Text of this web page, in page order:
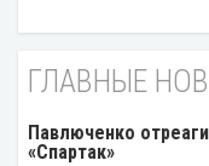
ГЛАВНЫЕ
Павлюченко
«Спартак»